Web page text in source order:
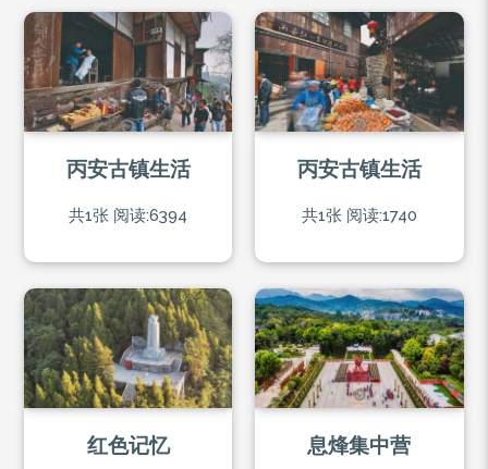
丙安古镇生活
共1张 阅读:6394
丙安古镇生活
共1张 阅读:1740
红色记忆 息烽集中营